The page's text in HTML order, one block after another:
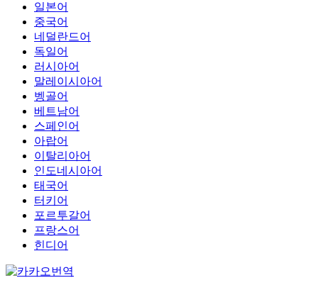
일본어
중국어
네덜란드어
독일어
러시아어
말레이시아어
벵골어
베트남어
스페인어
아랍어
이탈리아어
인도네시아어
태국어
터키어
포르투갈어
프랑스어
힌디어